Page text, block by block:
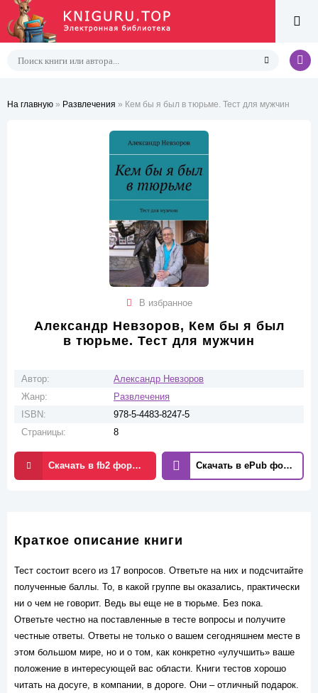
На главную » Развлечения » Кем бы я был в тюрьме. Тест для мужчин
В избранное
Александр Невзоров, Кем бы я был
в тюрьме. Тест для мужчин
Автор:
Александр Невзоров
Жанр:
Развлечения
ISBN:
978-5-4483-8247-5
Страницы:
8
Скачать в fb2 формате Скачать в ePub формате
Краткое описание книги
Тест состоит всего из 17 вопросов. Ответьте на них и подсчитайте
полученные баллы. То, в какой группе вы оказались, практически
ни о чем не говорит. Ведь вы еще не в тюрьме. Без пока.
Ответьте честно на поставленные в тесте вопросы и получите
честные ответы. Ответы не только о вашем сегодняшнем месте в
этом большом мире, но и о том, как конкретно «улучшить» ваше
положение в интересующей вас области. Книги тестов хорошо
читать на досуге, в компании, в дороге. Они – отличный подарок.